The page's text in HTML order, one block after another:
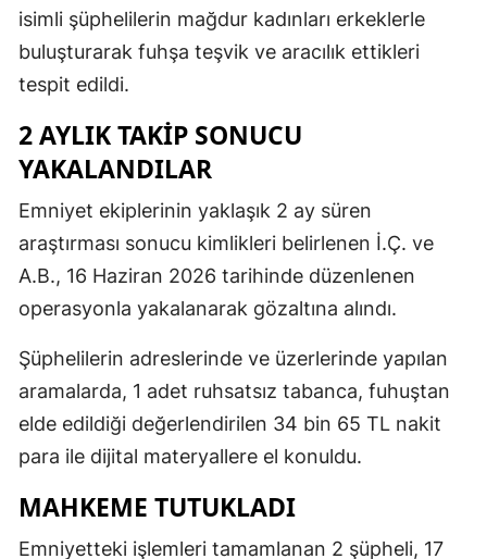
isimli şüphelilerin mağdur kadınları erkeklerle
buluşturarak fuhşa teşvik ve aracılık ettikleri
tespit edildi.
2 AYLIK TAKİP SONUCU
YAKALANDILAR
Emniyet ekiplerinin yaklaşık 2 ay süren
araştırması sonucu kimlikleri belirlenen İ.Ç. ve
A.B., 16 Haziran 2026 tarihinde düzenlenen
operasyonla yakalanarak gözaltına alındı.
Şüphelilerin adreslerinde ve üzerlerinde yapılan
aramalarda, 1 adet ruhsatsız tabanca, fuhuştan
elde edildiği değerlendirilen 34 bin 65 TL nakit
para ile dijital materyallere el konuldu.
MAHKEME TUTUKLADI
Emniyetteki işlemleri tamamlanan 2 şüpheli, 17